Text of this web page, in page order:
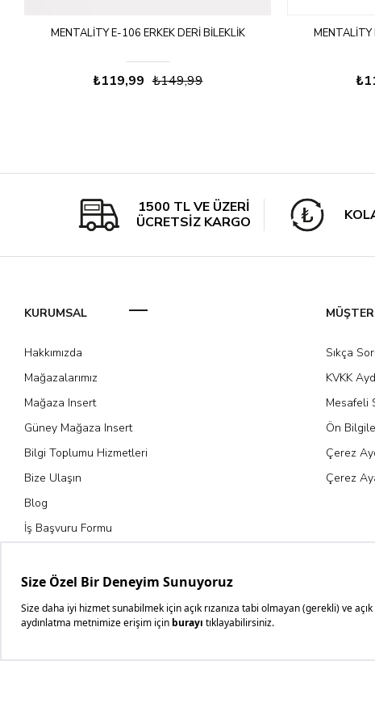
MENTALITY E-106 ERKEK DERI BILEKLIK
₺119,99 ₺149,99
MENTALITY
1500 TL VE ÜZERİ
ÜCRETSİZ KARGO
KURUMSAL
Hakkımızda
Mağazalarımız
Mağaza Insert
Güney Mağaza Insert
Bilgi Toplumu Hizmetleri
Bize Ulaşın
Blog
İş Başvuru Formu
Sıkça
KVKK
Mesafeli
Ön
Çerez
Çerez